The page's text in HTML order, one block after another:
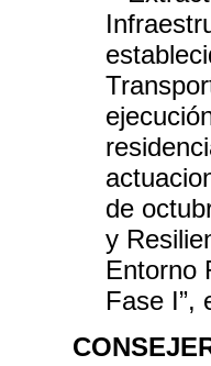
de
y
Entorno
Fase I”,